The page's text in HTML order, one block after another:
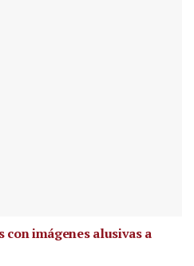
con imágenes alusivas a